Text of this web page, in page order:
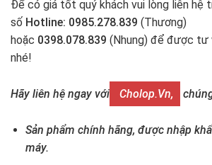
Để có giá tốt quý khách vui lòng liên hệ
số Hotline: 0985.278.839 (Thương)
hoặc 0398.078.839 (Nhung) để được tư
nhé!
Hãy liên hệ ngay với Cholop.vn,
Sản phẩm chính hãng, được nhập
máy.